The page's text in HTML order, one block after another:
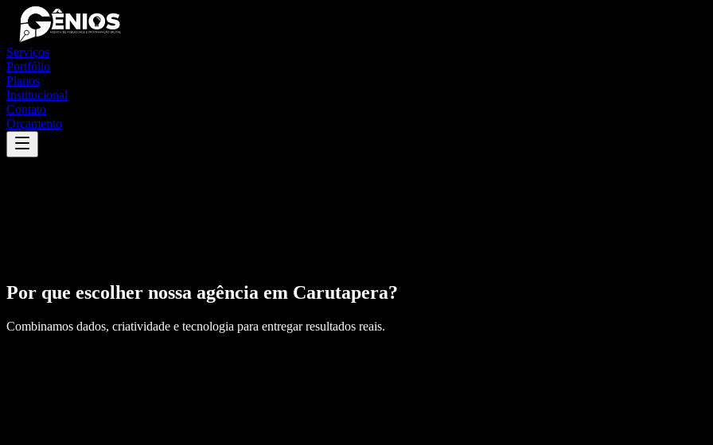
Serviços
Portfólio
Planos
Institucional
Contato
Orçamento
Por que escolher nossa agência em Carutapera?
Combinamos dados, criatividade e tecnologia para entregar resultados reais.